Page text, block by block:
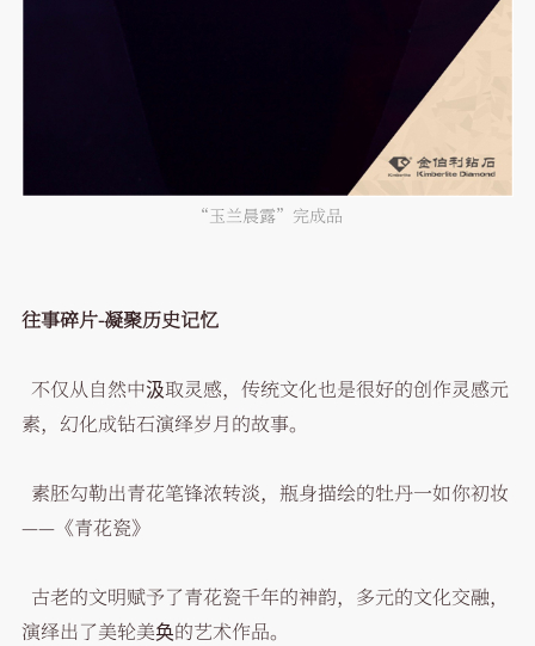
“玉兰晨露”完成品
往事碎片-凝聚历史记忆
不仅从自然中汲取灵感，传统文化也是很好的创作灵感元
素，幻化成钻石演绎岁月的故事。
素胚勾勒出青花笔锋浓转淡，瓶身描绘的牡丹一如你初妆
——《青花瓷》
古老的文明赋予了青花瓷千年的神韵，多元的文化交融，
演绎出了美轮美奂的艺术作品。